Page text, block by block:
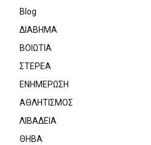
Blog
ΔΙΑΒΗΜΑ
ΒΟΙΩΤΙΑ
ΣΤΕΡΕΑ
ΕΝΗΜΕΡΩΣΗ
ΑΘΛΗΤΙΣΜΟΣ
ΛΙΒΑΔΕΙΑ
ΘΗΒΑ